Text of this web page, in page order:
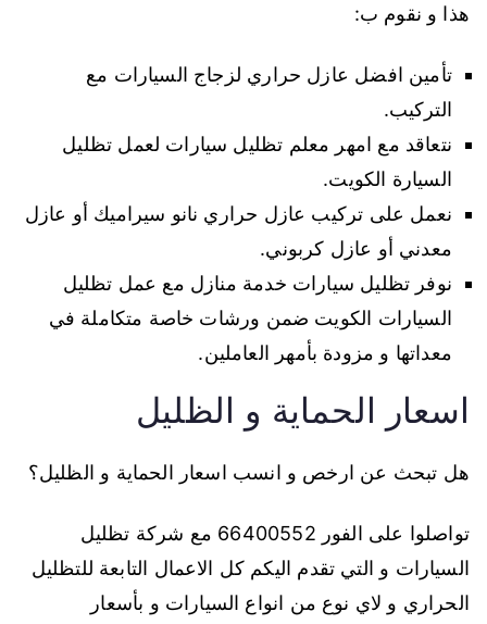
هذا و نقوم ب:
تأمين افضل عازل حراري لزجاج السيارات مع
التركيب.
نتعاقد مع امهر معلم تظليل سيارات لعمل تظليل
السيارة الكويت.
نعمل على تركيب عازل حراري نانو سيراميك أو عازل
معدني أو عازل كربوني.
نوفر تظليل سيارات خدمة منازل مع عمل تظليل
السيارات الكويت ضمن ورشات خاصة متكاملة في
معداتها و مزودة بأمهر العاملين.
اسعار الحماية و الظليل
هل تبحث عن ارخص و انسب اسعار الحماية و الظليل؟
تواصلوا على الفور 66400552 مع شركة تظليل
السيارات و التي تقدم اليكم كل الاعمال التابعة للتظليل
الحراري و لاي نوع من انواع السيارات و بأسعار